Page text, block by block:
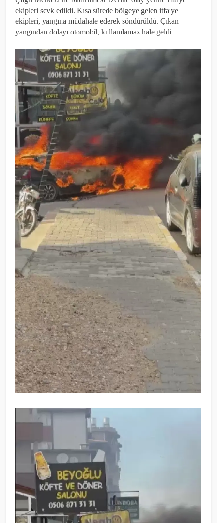
ekipleri sevk edildi. Kısa sürede bölgeye gelen itfaiye
ekipleri, yangına müdahale ederek söndürüldü. Çıkan
yangından dolayı otomobil, kullanılamaz hale geldi.